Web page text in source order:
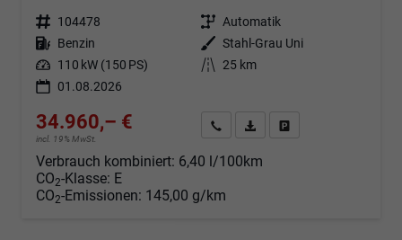
Fahrzeugnr. 104478 Getriebe Automatik
Kraftstoff Benzin Außenfarbe Stahl-Grau Uni
Leistung 110 kW (150 PS) Kilometerstand 25 km
01.08.2026
34.960,– €
incl. 19% MwSt.
Angebot anfordern
Fahrzeugexpose (PDF)
Verbrauch kombiniert: 6,40 l/100km
CO2-Klasse: E
CO2-Emissionen: 145,00 g/km